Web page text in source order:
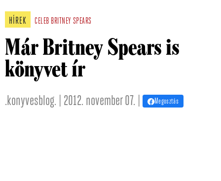
HÍREK CELEB BRITNEY SPEARS
Már Britney Spears is
könyvet ír
.konyvesblog. | 2012. november 07. | Megosztás